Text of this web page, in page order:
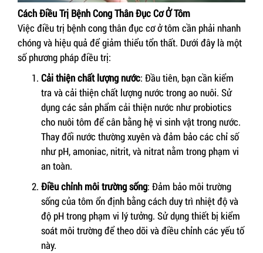
Cách Điều Trị Bệnh Cong Thân Đục Cơ Ở Tôm
Việc điều trị bệnh cong thân đục cơ ở tôm cần phải nhanh
chóng và hiệu quả để giảm thiểu tổn thất. Dưới đây là một
số phương pháp điều trị:
Cải thiện chất lượng nước: Đầu tiên, bạn cần kiểm
tra và cải thiện chất lượng nước trong ao nuôi. Sử
dụng các sản phẩm cải thiện nước như probiotics
cho nuôi tôm để cân bằng hệ vi sinh vật trong nước.
Thay đổi nước thường xuyên và đảm bảo các chỉ số
như pH, amoniac, nitrit, và nitrat nằm trong phạm vi
an toàn.
Điều chỉnh môi trường sống: Đảm bảo môi trường
sống của tôm ổn định bằng cách duy trì nhiệt độ và
độ pH trong phạm vi lý tưởng. Sử dụng thiết bị kiểm
soát môi trường để theo dõi và điều chỉnh các yếu tố
này.